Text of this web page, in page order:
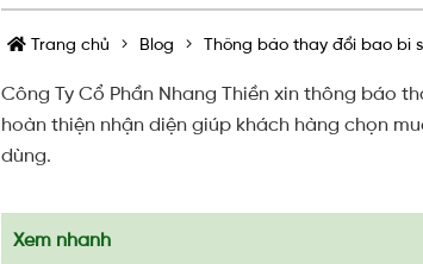
Trang chủ Blog Thông báo thay đổi bao bì
Công Ty Cổ Phần Nhang Thiền xin thông báo
hoàn thiện nhận diện giúp khách hàng chọn
dùng.
Xem nhanh